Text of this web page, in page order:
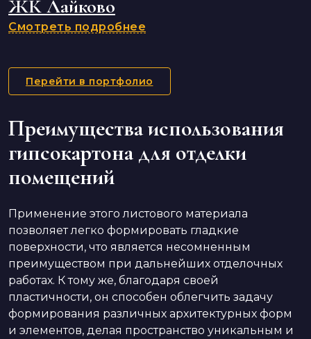
ЖК Лайково
Смотреть подробнее
Перейти в портфолио
Преимущества использования
гипсокартона для отделки
помещений
Применение этого листового материала
позволяет легко формировать гладкие
поверхности, что является несомненным
преимуществом при дальнейших отделочных
работах. К тому же, благодаря своей
пластичности, он способен облегчить задачу
формирования различных архитектурных форм
и элементов, делая пространство уникальным и